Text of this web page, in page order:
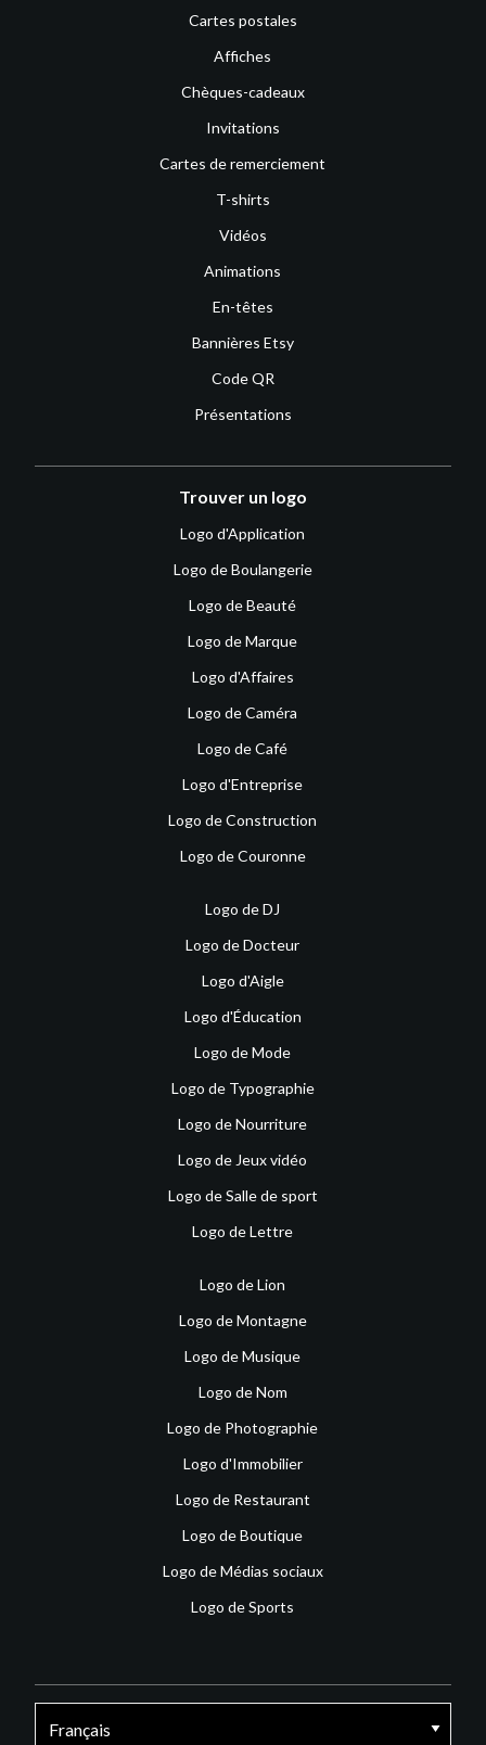
Cartes postales
Affiches
Chèques-cadeaux
Invitations
Cartes de remerciement
T-shirts
Vidéos
Animations
En-têtes
Bannières Etsy
Code QR
Présentations
Trouver un logo
Logo d'Application
Logo de Boulangerie
Logo de Beauté
Logo de Marque
Logo d'Affaires
Logo de Caméra
Logo de Café
Logo d'Entreprise
Logo de Construction
Logo de Couronne
Logo de DJ
Logo de Docteur
Logo d'Aigle
Logo d'Éducation
Logo de Mode
Logo de Typographie
Logo de Nourriture
Logo de Jeux vidéo
Logo de Salle de sport
Logo de Lettre
Logo de Lion
Logo de Montagne
Logo de Musique
Logo de Nom
Logo de Photographie
Logo d'Immobilier
Logo de Restaurant
Logo de Boutique
Logo de Médias sociaux
Logo de Sports